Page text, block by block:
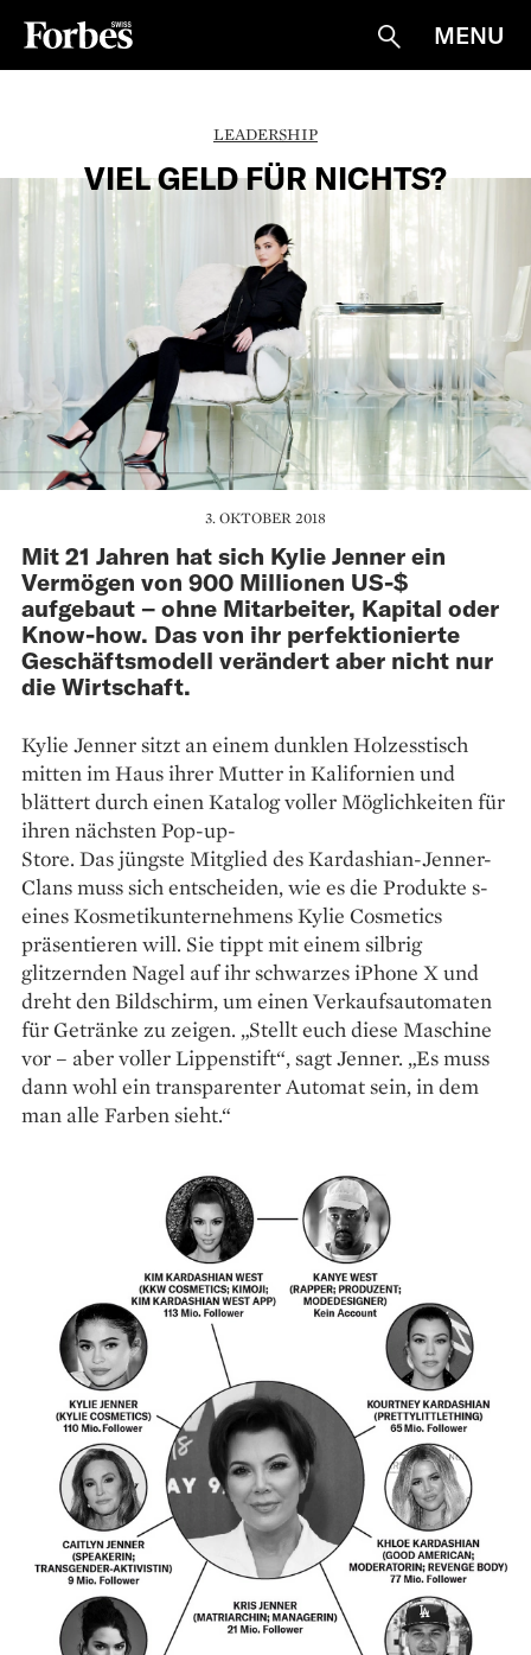
Suche
MENU
LEADERSHIP
VIEL GELD FÜR NICHTS?
3. OKTOBER 2018
Mit 21 Jahren hat sich Kylie Jenner ein
Vermögen von 900 Millionen US-$
aufgebaut – ohne Mitarbeiter, Kapital oder
Know-how. Das von ihr perfektionierte
Geschäftsmodell verändert aber nicht nur
die Wirtschaft.
Kylie Jenner sitzt an einem ­dunklen Holzesstisch
mitten im Haus ihrer Mutter in Kalifornien und
blättert durch einen Katalog voller Möglich­keiten für
ihren nächsten Pop-up-
Store. Das jüngste Mitglied des Kar­dashian-Jenner-
Clans muss sich entscheiden, wie es die Produkte s­
eines Kosmetikunternehmens Kylie Cosmetics
präsentieren will. Sie tippt mit einem silbrig
glitzernden Nagel auf ihr schwarzes iPhone X und
dreht den Bildschirm, um einen Verkaufsautomaten
für Getränke zu zeigen. „Stellt euch diese Maschine
vor – aber voller Lippenstift“, sagt Jen­ner. „Es muss
dann wohl ein transparenter Automat sein, in dem
man alle Farben sieht.“